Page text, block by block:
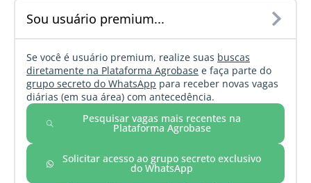
Sou usuário premium...
Se você é usuário premium, realize suas buscas
diretamente na Plataforma Agrobase e faça parte do
grupo secreto do WhatsApp para receber novas vagas
diárias (em sua área) com antecedência.
Pesquisar vagas mais recentes na
Plataforma Agrobase
Solicitar acesso ao grupo secreto exclusivo
do WhatsApp